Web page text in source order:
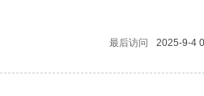
最后访问
2025-9-4